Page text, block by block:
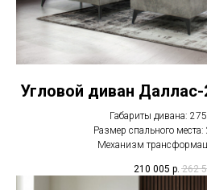
Угловой диван Даллас-
Габариты дивана:
Размер спального
Механизм
210 005 р. 262